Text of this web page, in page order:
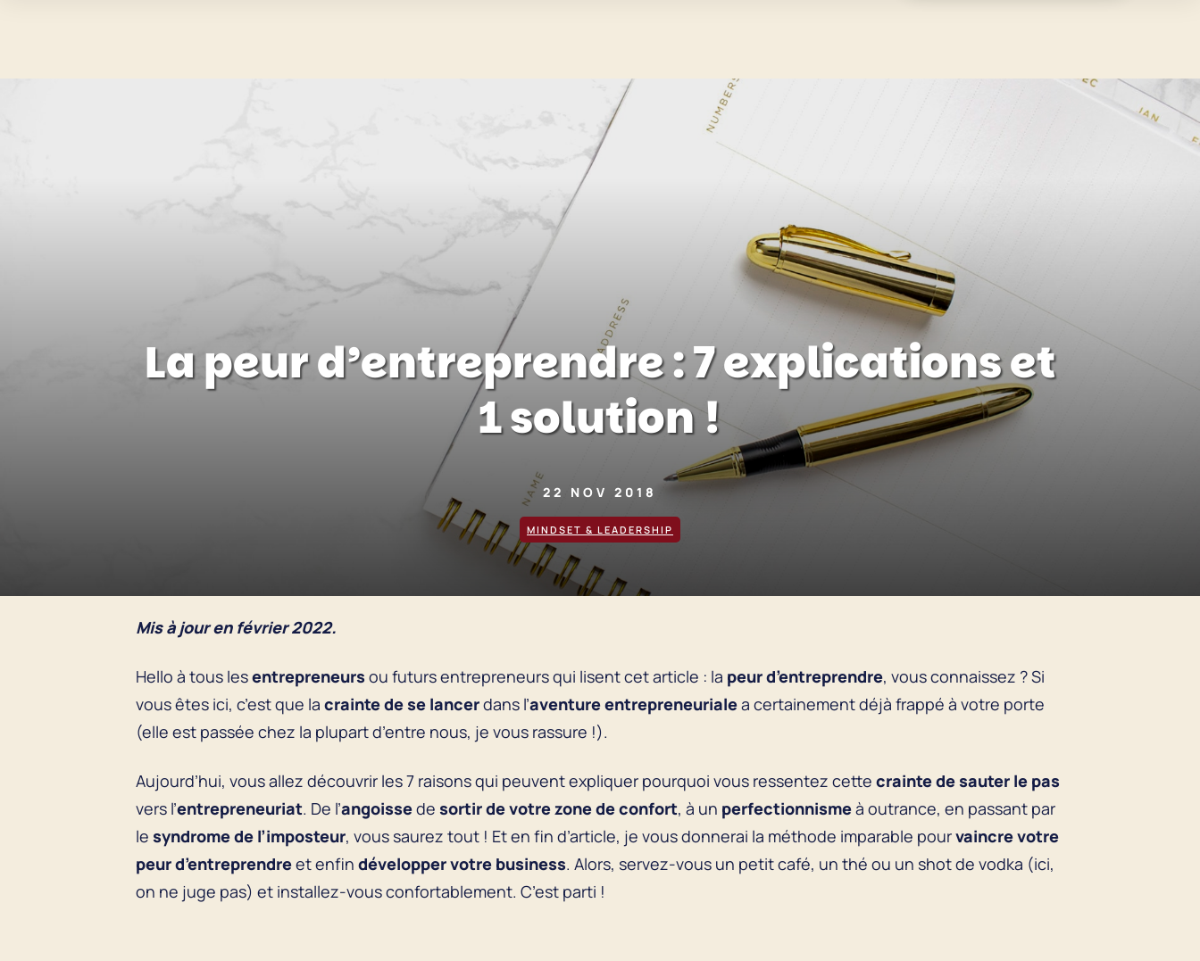
La peur d’entreprendre : 7 explications et
1 solution !
22 NOV 2018
MINDSET & LEADERSHIP
Mis à jour en février 2022.
Hello à tous lesentrepreneurs ou futurs entrepreneurs qui lisent cet article : la peur d’entreprendre, vous connaissez ? Si
vous êtes ici, c’est que la crainte de se lancerdans l’aventure entrepreneurialea certainement déjà frappé à votre porte
(elle est passée chez la plupart d’entre nous, je vous rassure !).
Aujourd’hui, vous allez découvrir les 7 raisons qui peuvent expliquer pourquoi vous ressentez cette crainte de sauter le pas
vers l’entrepreneuriat. De l’angoissede sortir de votre zone de confort, à un perfectionnismeà outrance, en passant par
le syndrome de l’imposteur, vous saurez tout ! Et en fin d’article, je vous donnerai la méthode imparable pourvaincre votre
peur d’entreprendreet enfin développer votre business. Alors, servez-vous un petit café, un thé ou un shot de vodka (ici,
on ne juge pas) et installez-vous confortablement. C’est parti !